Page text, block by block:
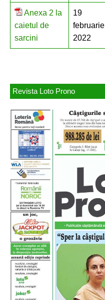
Anexa 2 la
caietul de
sarcini
19
februarie
2022
Revista Loto Prono